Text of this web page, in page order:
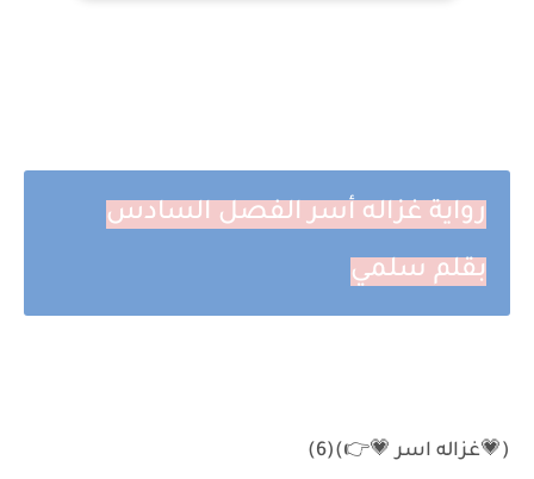
رواية غزاله أسر الفصل السادس
بقلم سلمي
(💗غزاله اسر 💗👉)(6)